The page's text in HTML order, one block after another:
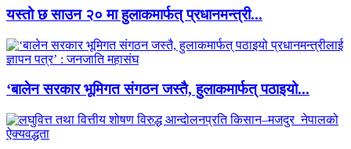
यस्तो छ साउन २० मा हुलाकमार्फत् प्रधानमन्त्री...
‘बालेन सरकार भूमिगत संगठन जस्तै, हुलाकमार्फत् पठाइयो...